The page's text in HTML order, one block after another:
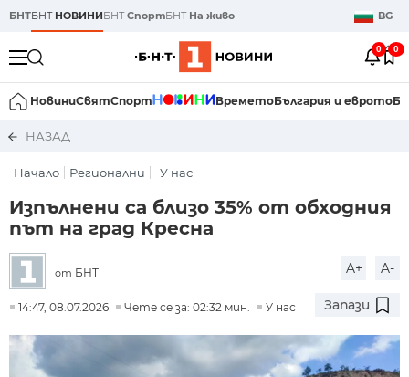
БНТБНТ НОВИНИБНТСпортБНТ На живо BG
0 0
НовиниСвятСпорт ВреметоБългария и еврото
НАЗАД
Начало Регионални У нас
Изпълнени са близо 35% от обходния
път на град Кресна
от БНТ A+ A-
14:47, 08.07.2026 Чете се за: 02:32 мин. У нас Запази